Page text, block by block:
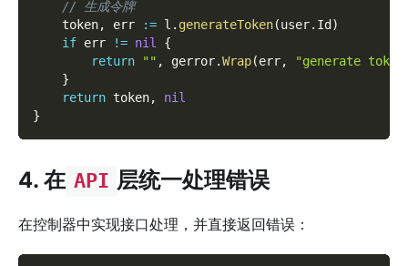
// 生成令牌
    token
, err := l . generateToken(user. Id )
if err != nil
{
return
"" , gerror.Wrap(err,
"generate
}
return token,
nil
}
4. 在 API 层统一处理错误
在控制器中实现接口处理，并直接返回错误：